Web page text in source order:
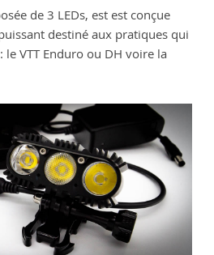
de 3 LEDs, est est conçue
destiné aux pratiques qui
VTT Enduro ou DH voire la